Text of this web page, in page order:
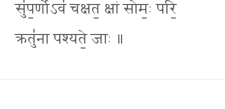
सु॑प॒र्णोऽव॑ चक्षत॒ क्षां सोम॒ः परि॒
क्रतु॑ना पश्यते॒ जाः ॥